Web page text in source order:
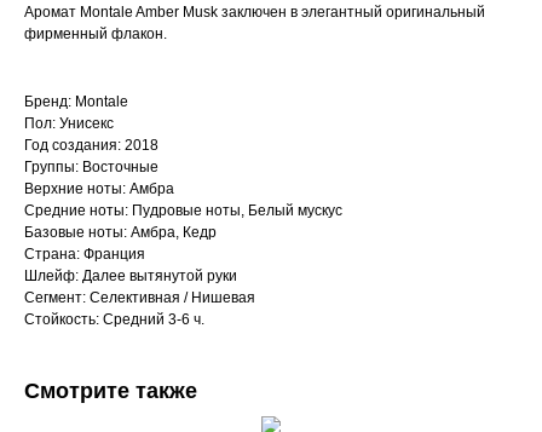
Аромат Montale Amber Musk заключен в элегантный оригинальный
фирменный флакон.
Бренд: Montale
Пол: Унисекс
Год создания: 2018
Группы: Восточные
Верхние ноты: Амбра
Средние ноты: Пудровые ноты, Белый мускус
Базовые ноты: Амбра, Кедр
Страна: Франция
Шлейф: Далее вытянутой руки
Сегмент: Селективная / Нишевая
Стойкость: Средний 3-6 ч.
Смотрите также